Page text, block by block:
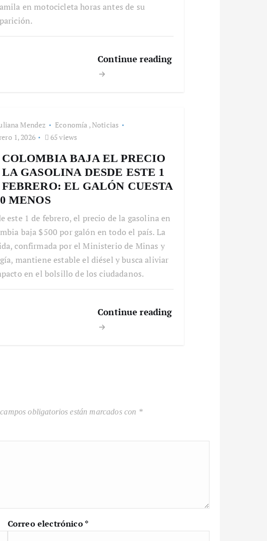
en motocicleta horas antes de su
Continue reading
Mendez Economía ,Noticias
1, 2026
65 views
BAJA EL PRECIO
GASOLINA DESDE ESTE 1
EL GALÓN CUESTA
MENOS
este 1 de febrero, el precio de la gasolina en
baja $500 por galón en todo el país. La
confirmada por el Ministerio de Minas y
mantiene estable el diésel y busca aliviar
en el bolsillo de los ciudadanos.
Continue reading
obligatorios están marcados con *
Correo electrónico *